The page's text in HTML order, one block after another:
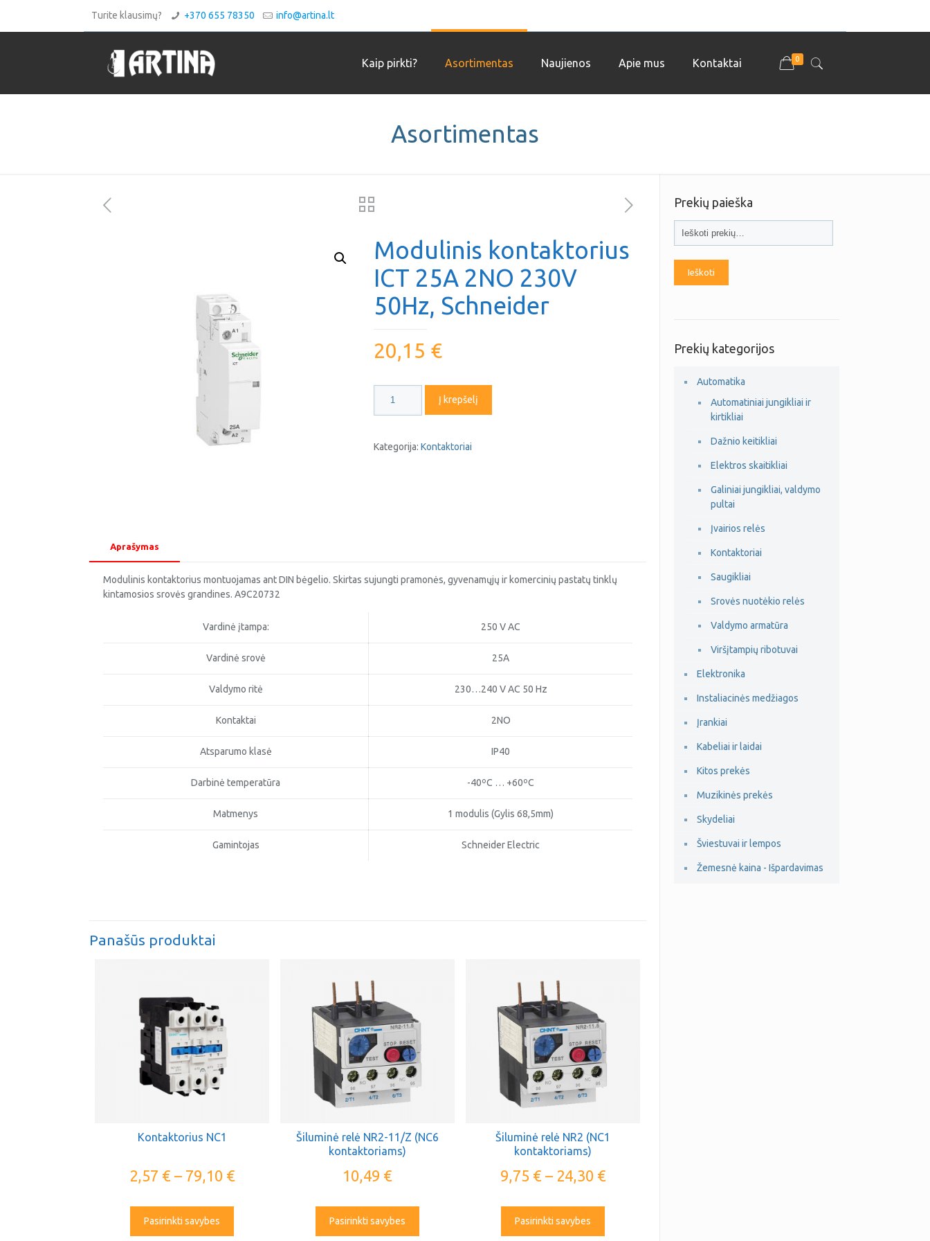
Turite klausimų? +370 655 78350 info@artina.lt
Kaip pirkti? Asortimentas Naujienos Apie mus Kontaktai 0
Asortimentas
Modulinis kontaktorius
ICT 25A 2NO 230V
50Hz, Schneider
20,15 €
kiekis:
ICT
Į krepšelį
Kategorija: Kontaktoriai
Aprašymas
Modulinis kontaktorius montuojamas ant DIN bėgelio. Skirtas sujungti pramonės, gyvenamųjų ir komercinių pastatų tinklų
kintamosios srovės grandines. A9C20732
Vardinė įtampa: 250 V AC
Vardinė srovė 25A
Valdymo ritė 230…240 V AC 50 Hz
Kontaktai 2NO
Atsparumo klasė IP40
Darbinė temperatūra -40ºC … +60ºC
Matmenys 1 modulis (Gylis 68,5mm)
Gamintojas Schneider Electric
Panašūs produktai
Kontaktorius NC1
2,57 €– 79,10 €
Pasirinkti savybes
Šiluminė relė NR2-11/Z (NC6
kontaktoriams)
10,49 €
Pasirinkti savybes
Šiluminė relė NR2 (NC1
kontaktoriams)
9,75 €– 24,30 €
Pasirinkti savybes
Prekių paieška
Ieškoti
Prekių kategorijos
Automatika
Automatiniai jungikliai ir
kirtikliai
Dažnio keitikliai
Elektros skaitikliai
Galiniai jungikliai, valdymo
pultai
Įvairios relės
Kontaktoriai
Saugikliai
Srovės nuotėkio relės
Valdymo armatūra
Viršįtampių ribotuvai
Elektronika
Instaliacinės medžiagos
Įrankiai
Kabeliai ir laidai
Kitos prekės
Muzikinės prekės
Skydeliai
Šviestuvai ir lempos
Žemesnė kaina - Išpardavimas